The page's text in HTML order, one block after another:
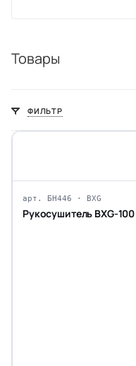
Товары
ФИЛЬТР
арт. БН446 · BXG
Рукосушитель BXG-100